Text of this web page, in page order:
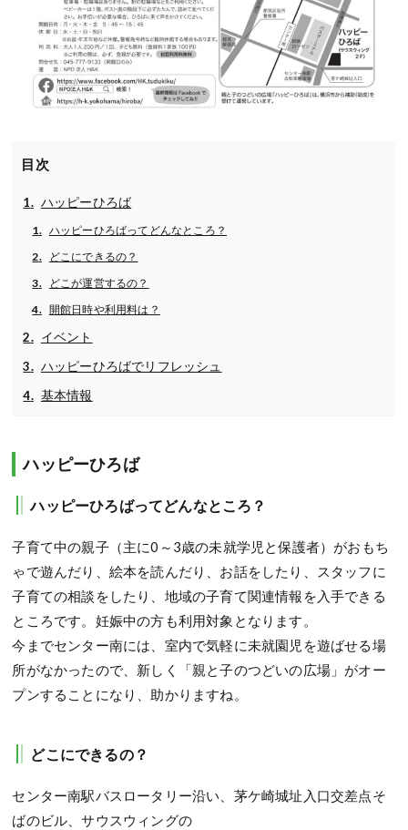
目次
ハッピーひろば
ハッピーひろばってどんなところ？
どこにできるの？
どこが運営するの？
開館日時や利用料は？
イベント
ハッピーひろばでリフレッシュ
基本情報
ハッピーひろば
ハッピーひろばってどんなところ？
子育て中の親子（主に0～3歳の未就学児と保護者）がおもち
ゃで遊んだり、絵本を読んだり、お話をしたり、スタッフに
子育ての相談をしたり、地域の子育て関連情報を入手できる
ところです。妊娠中の方も利用対象となります。
今までセンター南には、室内で気軽に未就園児を遊ばせる場
所がなかったので、新しく「親と子のつどいの広場」がオー
プンすることになり、助かりますね。
どこにできるの？
センター南駅バスロータリー沿い、茅ケ崎城址入口交差点そ
ばのビル、サウスウィングの